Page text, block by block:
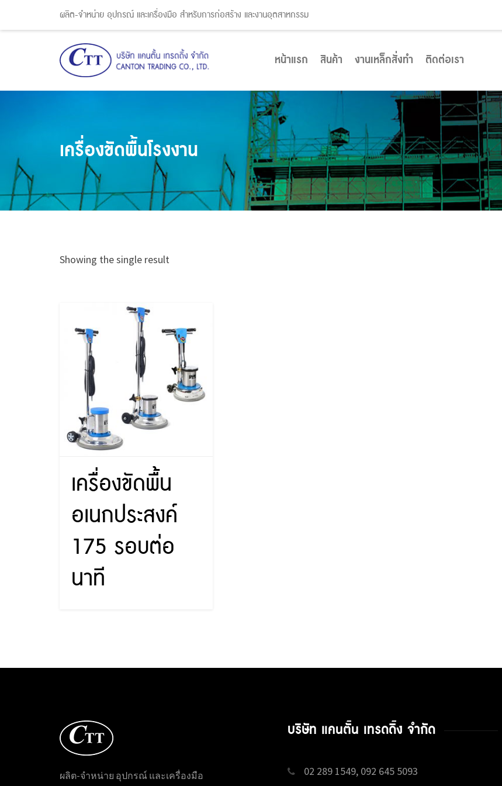
ผลิต-จำหน่าย อุปกรณ์ และเครื่องมือ สำหรับการก่อสร้าง และงานอุตสาหกรรม
หน้าแรก สินค้า งานเหล็กสั่งทำ ติดต่อเรา
เครื่องขัดพื้นโรงงาน
Showing the single result
เครื่องขัดพื้น
อเนกประสงค์
175 รอบต่อ
นาที
ผลิต-จำหน่าย อุปกรณ์ และเครื่องมือ
บริษัท แคนตั้น เทรดดิ้ง จำกัด
02 289 1549, 092 645 5093